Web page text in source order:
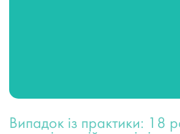
Випадок із практики: 18